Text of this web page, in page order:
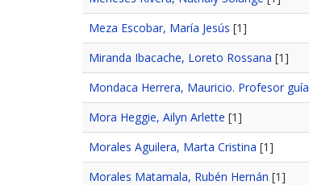
Meza Escobar, María Jesús [1]
Miranda Ibacache, Loreto Rossana [1]
Mondaca Herrera, Mauricio. Profesor guía
Mora Heggie, Ailyn Arlette [1]
Morales Aguilera, Marta Cristina [1]
Morales Matamala, Rubén Hernán [1]